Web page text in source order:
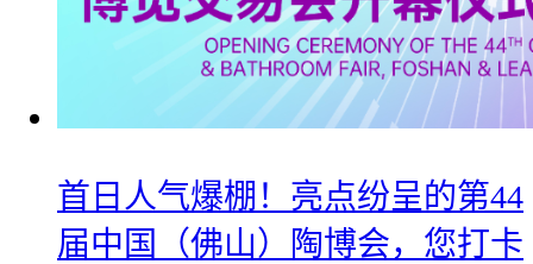
首日人气爆棚！亮点纷呈的第44
届中国（佛山）陶博会，您打卡